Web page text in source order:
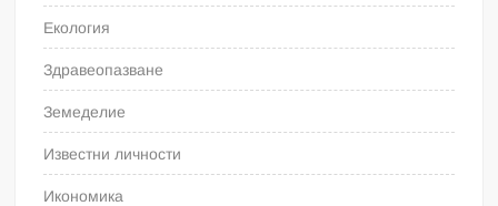
Екология
Здравеопазване
Земеделие
Известни личности
Икономика